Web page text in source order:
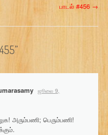
பாடல் #456 →
”
ஜூலை 9,
அரும்பணி; பெரும்பணி!